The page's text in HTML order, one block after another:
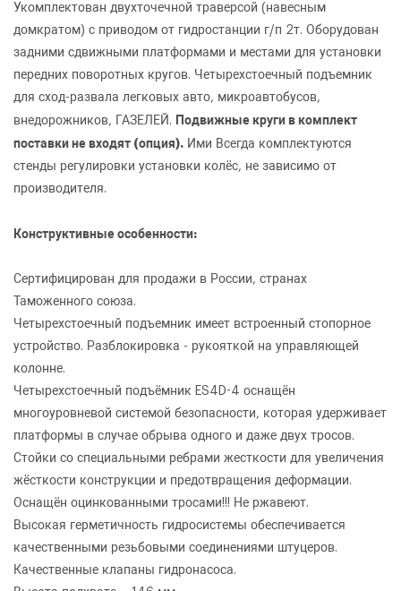
Укомплектован двухточечной траверсой (навесным
домкратом) с приводом от гидростанции г/п 2т. Оборудован
задними сдвижными платформами и местами для установки
передних поворотных кругов. Четырехстоечный подъемник
для сход-развала легковых авто, микроавтобусов,
внедорожников, ГАЗЕЛЕЙ. Подвижные круги в комплект
поставки не входят (опция). Ими Всегда комплектуются
стенды регулировки установки колёс, не зависимо от
производителя.
Конструктивные особенности:
Сертифицирован для продажи в России, странах
Таможенного союза.
Четырехстоечный подъемник имеет встроенный стопорное
устройство. Разблокировка - рукояткой на управляющей
колонне.
Четырехстоечный подъёмник ES4D-4 оснащён
многоуровневой системой безопасности, которая удерживает
платформы в случае обрыва одного и даже двух тросов.
Стойки со специальными ребрами жесткости для увеличения
жёсткости конструкции и предотвращения деформации.
Оснащён оцинкованными тросами!!! Не ржавеют.
Высокая герметичность гидросистемы обеспечивается
качественными резьбовыми соединениями штуцеров.
Качественные клапаны гидронасоса.